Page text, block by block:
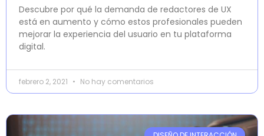
Descubre por qué la demanda de redactores de UX
está en aumento y cómo estos profesionales pueden
mejorar la experiencia del usuario en tu plataforma
digital.
febrero 2, 2021 No hay comentarios